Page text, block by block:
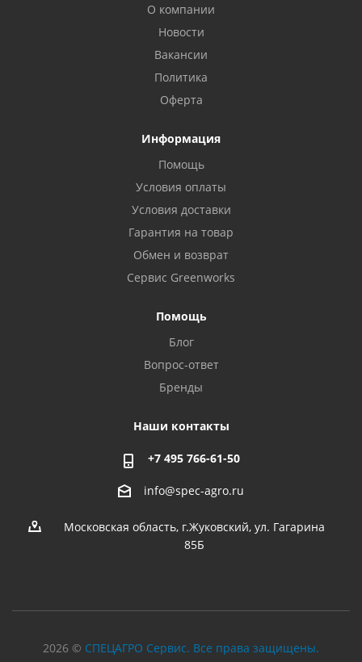
О компании
Новости
Вакансии
Политика
Оферта
Информация
Помощь
Условия оплаты
Условия доставки
Гарантия на товар
Обмен и возврат
Сервис Greenworks
Помощь
Блог
Вопрос-ответ
Бренды
Наши контакты
+7 495 766-61-50
info@spec-agro.ru
Московская область, г.Жуковский, ул. Гагарина
85Б
2026 © СПЕЦАГРО Сервис. Все права защищены.